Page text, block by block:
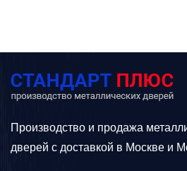
Производство и продажа
дверей с доставкой в Москве и